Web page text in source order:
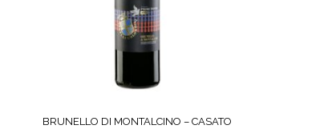
BRUNELLO DI MONTALCINO – CASATO